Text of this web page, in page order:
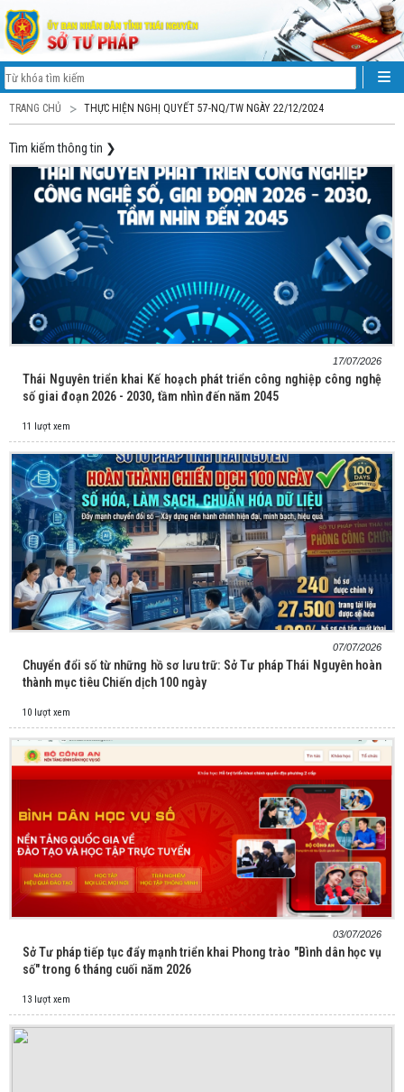
TRANG CHỦ THỰC HIỆN NGHỊ QUYẾT 57-NQ/TW NGÀY 22/12/2024
Tìm kiếm thông tin ❯
17/07/2026
Thái Nguyên triển khai Kế hoạch phát triển công nghiệp công nghệ
số giai đoạn 2026 - 2030, tầm nhìn đến năm 2045
11 lượt xem
07/07/2026
Chuyển đổi số từ những hồ sơ lưu trữ: Sở Tư pháp Thái Nguyên hoàn
thành mục tiêu Chiến dịch 100 ngày
10 lượt xem
03/07/2026
Sở Tư pháp tiếp tục đẩy mạnh triển khai Phong trào "Bình dân học vụ
số" trong 6 tháng cuối năm 2026
13 lượt xem